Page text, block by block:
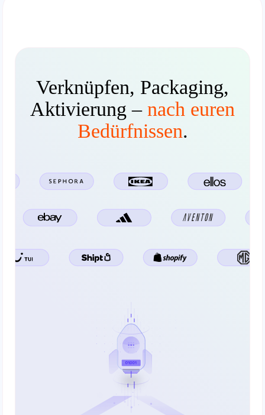
Verknüpfen, Packaging,
Aktivierung – nach euren
Bedürfnissen.